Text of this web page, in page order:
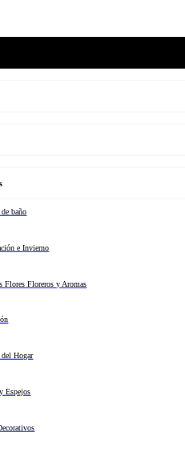
baño
e Invierno
Flores Floreros y Aromas
Hogar
Espejos